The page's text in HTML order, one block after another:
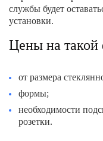
службы будет
установки.
Цены на такой
от размера
формы;
необходимости
розетки.